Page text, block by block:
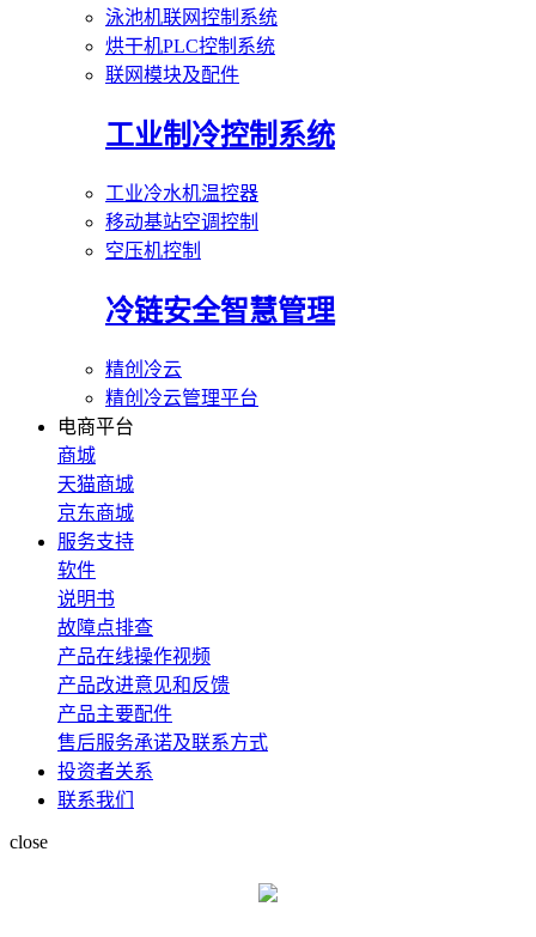
泳池机联网控制系统
烘干机PLC控制系统
联网模块及配件
工业制冷控制系统
工业冷水机温控器
移动基站空调控制
空压机控制
冷链安全智慧管理
精创冷云
精创冷云管理平台
电商平台
商城
天猫商城
京东商城
服务支持
软件
说明书
故障点排查
产品在线操作视频
产品改进意见和反馈
产品主要配件
售后服务承诺及联系方式
投资者关系
联系我们
close